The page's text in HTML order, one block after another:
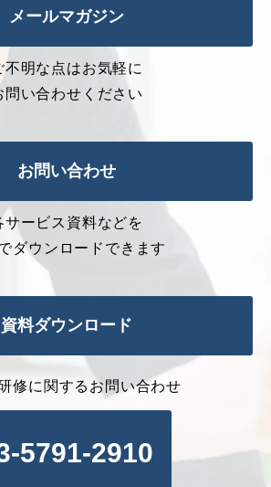
メールマガジン
不明な点はお気軽に
問い合わせください
お問い合わせ
サービス資料などを
ダウンロードできます
資料ダウンロード
修に関するお問い合わせ
5791-2910